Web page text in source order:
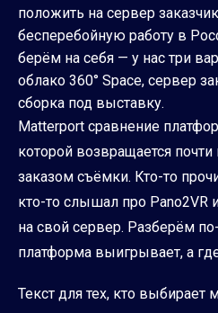
положить на сервер
бесперебойную работу в
берём на себя — у нас три
облако 360° Space, сервер
сборка под выставку.
Matterport сравнение
которой возвращается
заказом съёмки. Кто-то
кто-то слышал про Pano2VR
на свой сервер. Разберём
платформа выигрывает, а
Текст для тех, кто